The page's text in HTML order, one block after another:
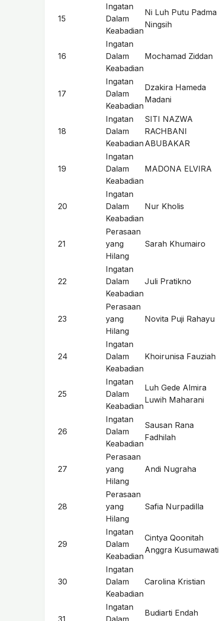
15
Ingatan
Dalam
Keabadian
Ni Luh Putu Padma
Ningsih
16
Ingatan
Dalam
Keabadian
Mochamad Ziddan
17
Ingatan
Dalam
Keabadian
Dzakira Hameda
Madani
18
Ingatan
Dalam
Keabadian
SITI NAZWA
RACHBANI
ABUBAKAR
19
Ingatan
Dalam
Keabadian
MADONA ELVIRA
20
Ingatan
Dalam
Keabadian
Nur Kholis
21
Perasaan
yang
Hilang
Sarah Khumairo
22
Ingatan
Dalam
Keabadian
Juli Pratikno
23
Perasaan
yang
Hilang
Novita Puji Rahayu
24
Ingatan
Dalam
Keabadian
Khoirunisa Fauziah
25
Ingatan
Dalam
Keabadian
Luh Gede Almira
Luwih Maharani
26
Ingatan
Dalam
Keabadian
Sausan Rana
Fadhilah
27
Perasaan
yang
Hilang
Andi Nugraha
28
Perasaan
yang
Hilang
Safia Nurpadilla
29
Ingatan
Dalam
Keabadian
Cintya Qoonitah
Anggra Kusumawati
30
Ingatan
Dalam
Keabadian
Carolina Kristian
31
Ingatan
Dalam
Budiarti Endah